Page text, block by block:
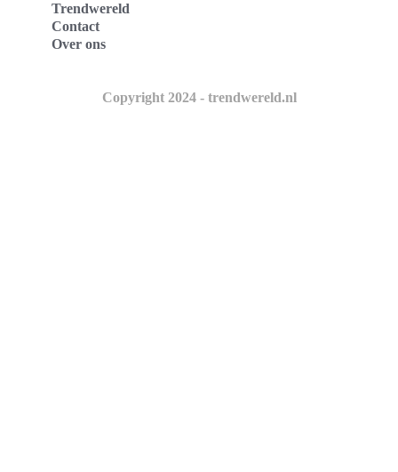
Trendwereld
Contact
Over ons
Copyright 2024 - trendwereld.nl